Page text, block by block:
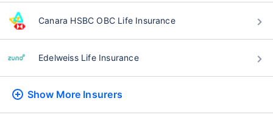
Canara HSBC OBC Life Insurance
Edelweiss Life Insurance
Show More Insurers
₹ 434/महिना* ₹ 630/महिना*
44 वर्षे